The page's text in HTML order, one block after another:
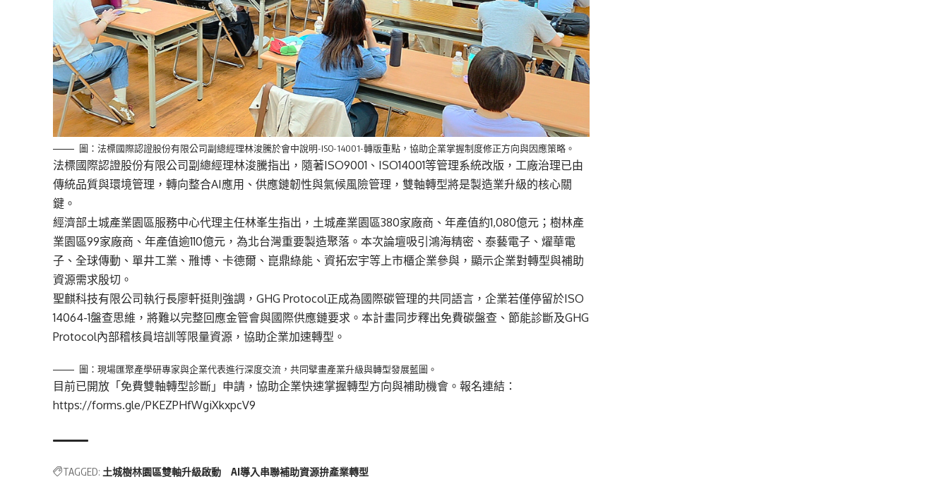
圖：法標國際認證股份有限公司副總經理林浚騰於會中說明-ISO-14001-轉版重點，協助企業掌握制度修正方向與因應策略。
法標國際認證股份有限公司副總經理林浚騰指出 ，隨著ISO9001 、 ISO14001等管理系統改版，工廠治理已由
傳統品質與環境管理，轉向整合AI應用、供應鏈韌性與氣候風險管理，雙軸轉型將是製造業升級的核心關
鍵。
經濟部土城產業園區服務中心代理主任林峯生指出 ，土城產業園區380家廠商、年產值約1,080億元；樹林產
業園區99家廠商、年產值逾110億元，為北台灣重要製造聚落。本次論壇吸引鴻海精密、泰藝電子、燿華電
子、全球傳動、單井工業、雃博、卡德爾、崑鼎綠能、資拓宏宇等上市櫃企業參與 ，顯示企業對轉型與補助
資源需求殷切。
聖麒科技有限公司執行長廖軒挺則強調，GHG Protocol正成為國際碳管理的共同語言，企業若僅停留於ISO
14064-1盤查思維，將難以完整回應金管會與國際供應鏈要求。本計畫同步釋出免費碳盤查、節能診斷及GHG
Protocol內部稽核員培訓等限量資源，協助企業加速轉型。
圖：現場匯聚產學研專家與企業代表進行深度交流，共同擘畫產業升級與轉型發展藍圖。
目前已開放「免費雙軸轉型診斷」申請 ，協助企業快速掌握轉型方向與補助機會。報名連結：
https://forms.gle/PKEZPHfWgiXkxpcV9
TAGGED: 土城樹林園區雙軸升級啟動 AI導入串聯補助資源拚產業轉型